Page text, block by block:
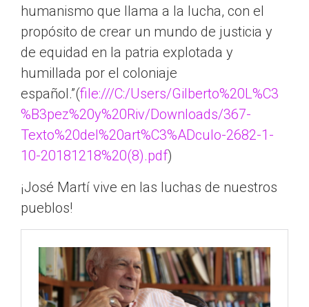
humanismo que llama a la lucha, con el
propósito de crear un mundo de justicia y
de equidad en la patria explotada y
humillada por el coloniaje
español.”(file:///C:/Users/Gilberto%20L%C3
%B3pez%20y%20Riv/Downloads/367-
Texto%20del%20art%C3%ADculo-2682-1-
10-20181218%20(8).pdf)
¡José Martí vive en las luchas de nuestros
pueblos!